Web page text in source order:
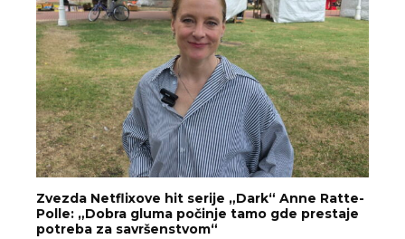
Zvezda Netflixove hit serije „Dark“ Anne Ratte-
Polle: „Dobra gluma počinje tamo gde prestaje
potreba za savršenstvom“